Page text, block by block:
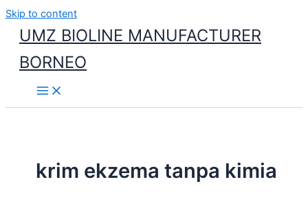
Skip to content
UMZ BIOLINE MANUFACTURER
BORNEO
krim ekzema tanpa kimia